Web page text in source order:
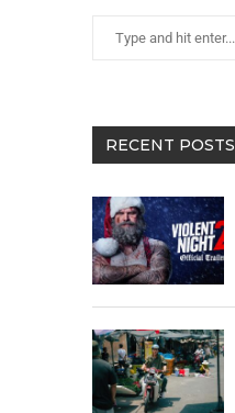
RECENT POSTS